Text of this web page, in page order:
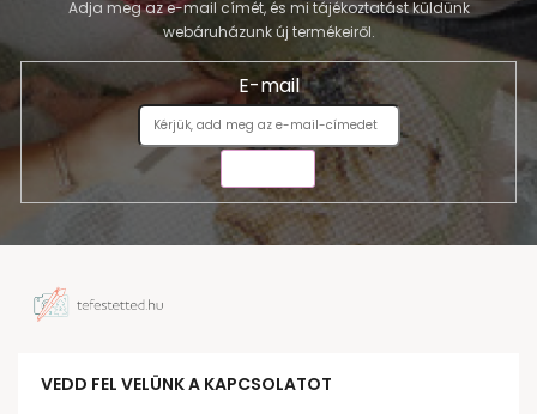
Adja meg az e-mail címét, és mi tájékoztatást küldünk
webáruházunk új termékeiről.
E-mail
VEDD FEL VELÜNK A KAPCSOLATOT